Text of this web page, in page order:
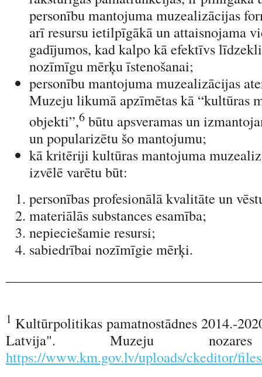
personību mantojuma muzealizācijas
arī resursu ietilpīgākā un attaisnojama
gadījumos, kad kalpo kā efektīvs
nozīmīgu mērķu īstenošanai;
personību mantojuma muzealizācijas
Muzeju likumā apzīmētas kā “kultūras
objekti”,6 būtu apsveramas un
un popularizētu šo mantojumu;
kā kritēriji kultūras mantojuma
izvēlē varētu būt:
personības profesionālā kvalitāte un
materiālās substances esamība;
nepieciešamie resursi;
sabiedrībai nozīmīgie mērķi.
1 Kultūrpolitikas pamatnostādnes 2014.-
Latvija". Muzeju
https://www.km.gov.lv/uploads/ckeditor/